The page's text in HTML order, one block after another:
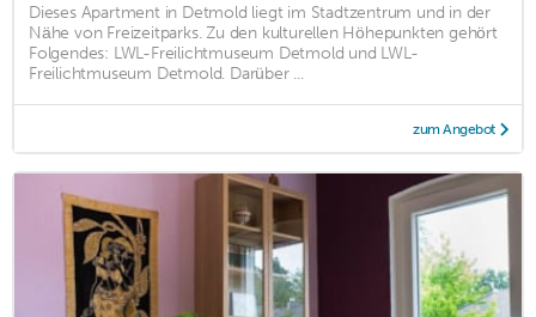
Dieses Apartment in Detmold liegt im Stadtzentrum und in der
Nähe von Freizeitparks. Zu den kulturellen Höhepunkten gehört
Folgendes: LWL-Freilichtmuseum Detmold und LWL-
Freilichtmuseum Detmold. Darüber ...
zum Angebot